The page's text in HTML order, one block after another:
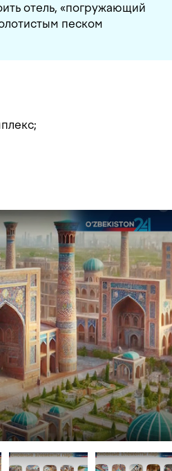
отель, «погружающий
песком